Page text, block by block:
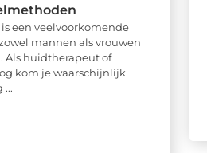
een veelvoorkomende
mannen als vrouwen
Als huidtherapeut of
kom je waarschijnlijk
...